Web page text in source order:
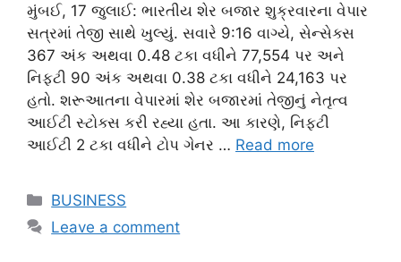
મુંબઈ, 17 જુલાઈ: ભારતીય શેર બજાર શુક્રવારના વેપાર
સત્રમાં તેજી સાથે ખુલ્યું. સવારે 9:16 વાગ્યે, સેન્સેક્સ
367 અંક અથવા 0.48 ટકા વધીને 77,554 પર અને
નિફ્ટી 90 અંક અથવા 0.38 ટકા વધીને 24,163 પર
હતો. શરૂઆતના વેપારમાં શેર બજારમાં તેજીનું નેતૃત્વ
આઈટી સ્ટોક્સ કરી રહ્યા હતા. આ કારણે, નિફ્ટી
આઈટી 2 ટકા વધીને ટોપ ગેનર … Read more
Categories
BUSINESS
Leave a comment